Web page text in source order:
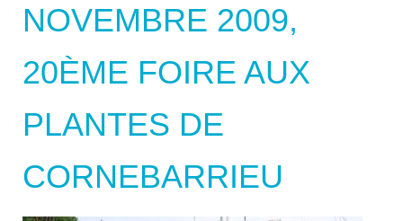
NOVEMBRE 2009,
20ÈME FOIRE AUX
PLANTES DE
CORNEBARRIEU